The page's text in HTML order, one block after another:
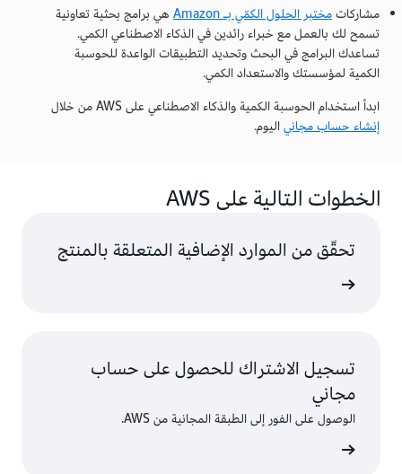
مشاركاتمختبر الحلول الكمّي بـ Amazon
هي برامج بحثية تعاونية
تسمح لك بالعمل مع خبراء رائدين في الذكاء الاصطناعي الكمي.
تساعدك البرامج في البحث وتحديد التطبيقات الواعدة للحوسبة
الكمية لمؤسستك والاستعداد الكمي.
ابدأ استخدام الحوسبة الكمية والذكاء الاصطناعي على AWS من خلال
إنشاء حساب مجانياليوم.
الخطوات التالية على AWS
تحقّق من الموارد الإضافية المتعلقة بالمنتج
تسجيل الاشتراك للحصول على حساب
مجاني
الوصول على الفور إلى الطبقة المجانية من AWS.